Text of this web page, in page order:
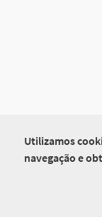
Utilizamos
navegação e